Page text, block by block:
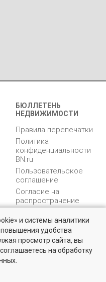
БЮЛЛЕТЕНЬ
НЕДВИЖИМОСТИ
Правила перепечатки
Политика
конфиденциальности
BN.ru
Пользовательское
соглашение
Согласие на
распространение
персональных данных
Карта сайта
Медийная реклама
PR продвижение
и системы аналитики
удобства
просмотр сайта, вы
на обработку